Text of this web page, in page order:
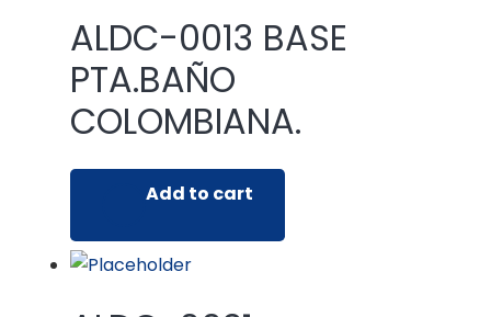
ALDC-0013 BASE
PTA.BAÑO
COLOMBIANA.
Add to cart